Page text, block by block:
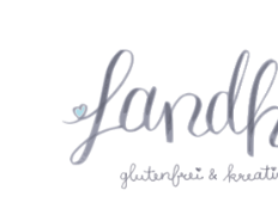
springen
Zöliakie, glutenfreie Ernährung